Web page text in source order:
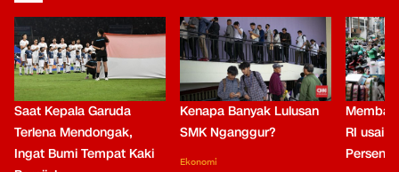
Saat Kepala Garuda
Terlena Mendongak,
Ingat Bumi Tempat Kaki
Kenapa Banyak Lulusan
SMK Nganggur?
Ekonomi
RI usai
Persen